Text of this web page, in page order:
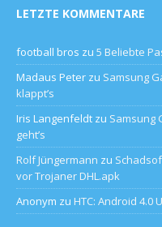
LETZTE KOMMENTARE
football bros zu 5 Beliebte
Madaus Peter zu Samsung
klappt’s
Iris Langenfeldt zu Samsung
geht’s
Rolf Jüngermann zu
vor Trojaner DHL.apk
Anonym zu HTC: Android 4.0